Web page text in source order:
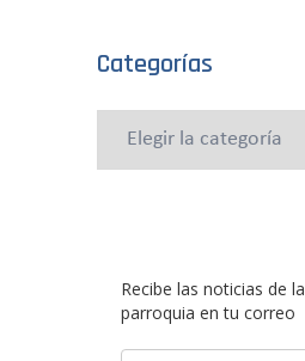
Categorías
Categorías
Recibe las noticias de la
parroquia en tu correo